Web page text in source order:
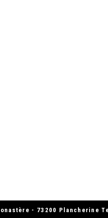
- 73200 Plancherine